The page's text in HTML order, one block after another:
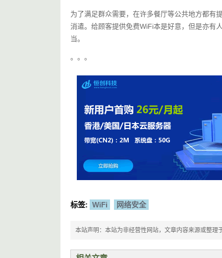
为了满足群众需要，在许多餐厅等公共地方都有
消遣。给顾客提供免费WiFi本是好意，但是亦有
当。
。。。
标签: WiFi 网络安全
本站声明：本站为非经营性网站，文章内容来源或整